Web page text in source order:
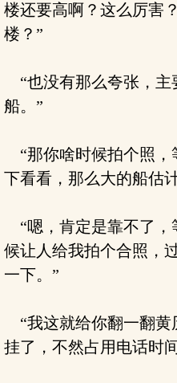
楼还要高啊？这么厉害
楼？”
“也没有那么夸张，主
船。”
“那你啥时候拍个照，
下看看，那么大的船估
“嗯，肯定是靠不了，
候让人给我拍个合照，
一下。”
“我这就给你翻一翻黄
挂了，不然占用电话时